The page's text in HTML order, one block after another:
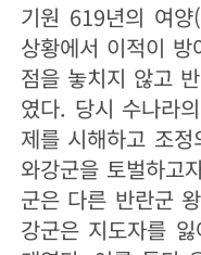
기원 619년의 여
상황에서 이적이
점을 놓치지 않고
였다. 당시 수나라
제를 시해하고 조
와강군을 토벌하고
군은 다른 반란군
강군은 지도자를